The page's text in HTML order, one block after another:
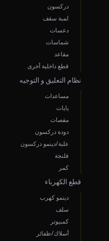
دركسون
لمبة سقف
دعسات
شماسات
مقاعد
قطع داخلية أخرى
نظام التعليق و التوجيه
مساعدات
يايات
مقصات
دودة دركسون
علبة/دينمو دركسون
فلنجة
كمر
قطع الكهرباء
دينمو كهرب
سلف
كمبيوتر
أسلاك/ظفائر